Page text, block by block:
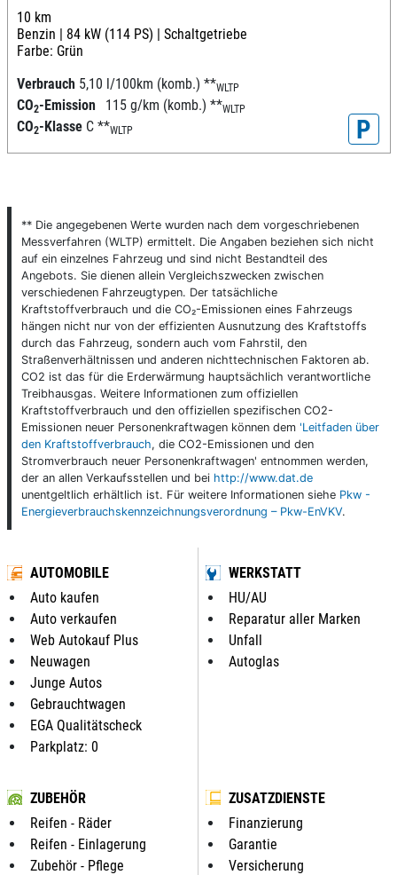
10 km
Benzin | 84 kW (114 PS) | Schaltgetriebe
Farbe: Grün
Verbrauch 5,10 l/100km (komb.) **WLTP
CO2-Emission 115 g/km (komb.) **WLTP
CO2-Klasse C **WLTP P
** Die angegebenen Werte wurden nach dem vorgeschriebenen
Messverfahren (WLTP) ermittelt. Die Angaben beziehen sich nicht
auf ein einzelnes Fahrzeug und sind nicht Bestandteil des
Angebots. Sie dienen allein Vergleichszwecken zwischen
verschiedenen Fahrzeugtypen. Der tatsächliche
Kraftstoffverbrauch und die CO₂-Emissionen eines Fahrzeugs
hängen nicht nur von der effizienten Ausnutzung des Kraftstoffs
durch das Fahrzeug, sondern auch vom Fahrstil, den
Straßenverhältnissen und anderen nichttechnischen Faktoren ab.
CO2 ist das für die Erderwärmung hauptsächlich verantwortliche
Treibhausgas. Weitere Informationen zum offiziellen
Kraftstoffverbrauch und den offiziellen spezifischen CO2-
Emissionen neuer Personenkraftwagen können dem 'Leitfaden über
den Kraftstoffverbrauch, die CO2-Emissionen und den
Stromverbrauch neuer Personenkraftwagen' entnommen werden,
der an allen Verkaufsstellen und bei http://www.dat.de
unentgeltlich erhältlich ist. Für weitere Informationen siehe Pkw -
Energieverbrauchskennzeichnungsverordnung – Pkw-EnVKV.
AUTOMOBILE
Auto kaufen
Auto verkaufen
Web Autokauf Plus
Neuwagen
Junge Autos
Gebrauchtwagen
EGA Qualitätscheck
Parkplatz: 0
WERKSTATT
HU/AU
Reparatur aller Marken
Unfall
Autoglas
ZUBEHÖR
Reifen - Räder
Reifen - Einlagerung
Zubehör - Pflege
ZUSATZDIENSTE
Finanzierung
Garantie
Versicherung